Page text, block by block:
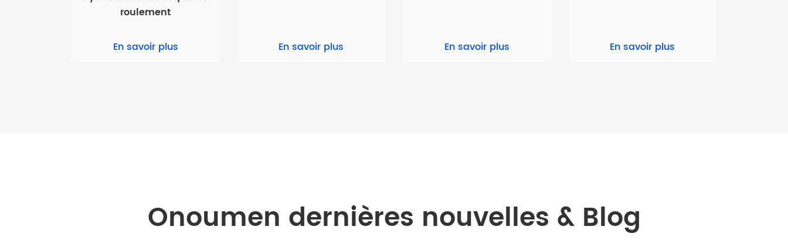
roulement
En savoir plus En savoir plus En savoir plus En savoir plus
Onoumen dernières nouvelles & Blog